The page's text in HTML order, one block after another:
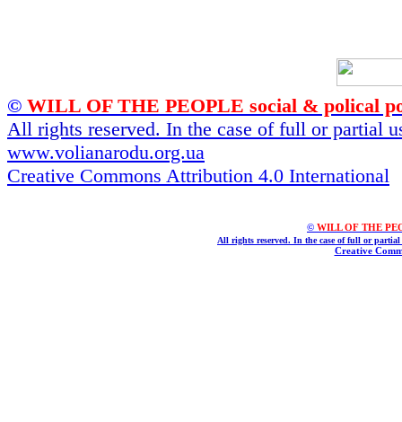
© WILL OF THE PEOPLE social & polical
All rights reserved. In the case of full or partial
www.volianarodu.org.ua
Creative Commons Attribution 4.0 International
© WILL OF THE
All rights reserved. In the case of full or
Creative